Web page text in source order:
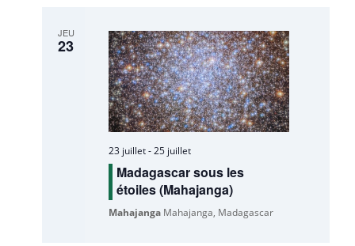
JEU
23
23 juillet-25 juillet
Madagascar sous les
étoiles (Mahajanga)
Mahajanga Mahajanga, Madagascar